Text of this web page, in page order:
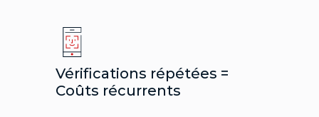
Vérifications répétées =
Coûts récurrents